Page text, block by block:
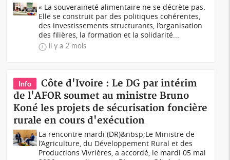
« La souveraineté alimentaire ne se décrète pas.
Elle se construit par des politiques cohérentes,
des investissements structurants, l’organisation
des filières, la formation et la solidarité...
il y a 2 mois
Info
Côte d'Ivoire : Le DG par intérim
de l'AFOR soumet au ministre Bruno
Koné les projets de sécurisation foncière
rurale en cours d'exécution
La rencontre mardi (DR)&nbsp;Le Ministre de
l’Agriculture, du Développement Rural et des
Productions Vivrières, a accordé, le mardi 05 mai